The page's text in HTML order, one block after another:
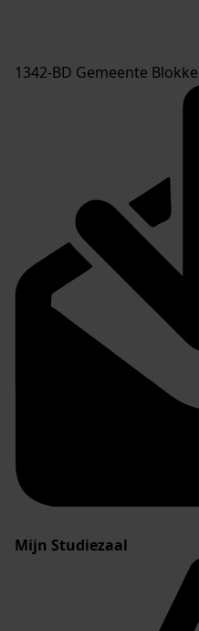
1342-BD Gemeente
Mijn Studiezaal